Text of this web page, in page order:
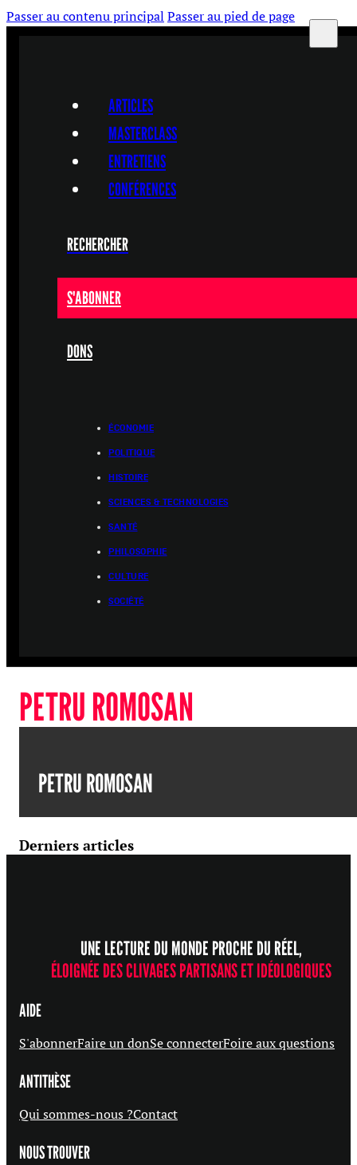
Passer au contenu principal Passer au pied de page
ARTICLES
MASTERCLASS
ENTRETIENS
CONFÉRENCES
RECHERCHER
S'ABONNER
DONS
ÉCONOMIE
POLITIQUE
HISTOIRE
SCIENCES & TECHNOLOGIES
SANTÉ
PHILOSOPHIE
CULTURE
SOCIÉTÉ
PETRU ROMOSAN
PETRU ROMOSAN
Derniers articles
UNE LECTURE DU MONDE PROCHE DU RÉEL,
ÉLOIGNÉE DES CLIVAGES PARTISANS ET IDÉOLOGIQUES
AIDE
S'abonnerFaire un donSe connecterFoire aux questions
ANTITHÈSE
Qui sommes-nous ?Contact
NOUS TROUVER